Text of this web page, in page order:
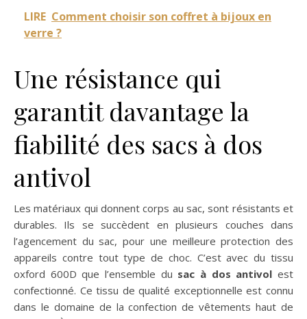
LIRE Comment choisir son coffret à bijoux en
verre ?
Une résistance qui
garantit davantage la
fiabilité des sacs à dos
antivol
Les matériaux qui donnent corps au sac, sont résistants et
durables. Ils se succèdent en plusieurs couches dans
l’agencement du sac, pour une meilleure protection des
appareils contre tout type de choc. C’est avec du tissu
oxford 600D que l’ensemble du sac à dos antivol est
confectionné. Ce tissu de qualité exceptionnelle est connu
dans le domaine de la confection de vêtements haut de